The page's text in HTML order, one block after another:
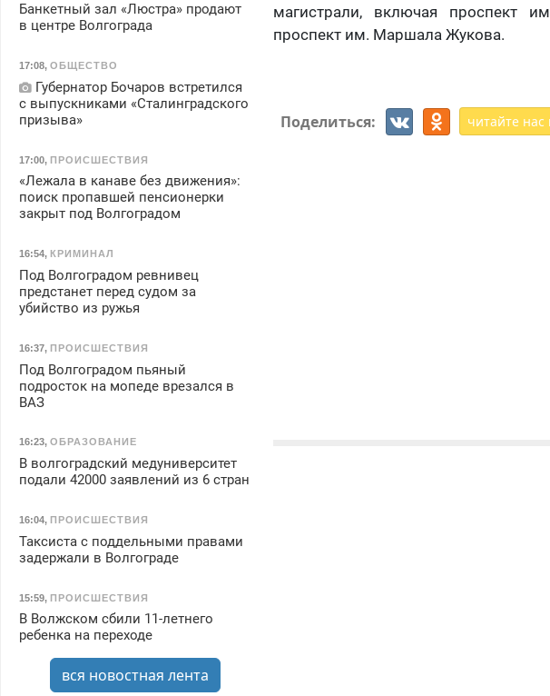
магистрали, включая проспект
проспект им. Маршала Жукова.
Поделиться: читайте нас
Банкетный зал «Люстра» продают
в центре Волгограда
17:08, ОБЩЕСТВО
Губернатор Бочаров встретился
с выпускниками «Сталинградского
призыва»
17:00, ПРОИСШЕСТВИЯ
«Лежала в канаве без движения»:
поиск пропавшей пенсионерки
закрыт под Волгоградом
16:54, КРИМИНАЛ
Под Волгоградом ревнивец
предстанет перед судом за
убийство из ружья
16:37, ПРОИСШЕСТВИЯ
Под Волгоградом пьяный
подросток на мопеде врезался в
ВАЗ
16:23, ОБРАЗОВАНИЕ
В волгоградский медуниверситет
подали 42000 заявлений из 6 стран
16:04, ПРОИСШЕСТВИЯ
Таксиста с поддельными правами
задержали в Волгограде
15:59, ПРОИСШЕСТВИЯ
В Волжском сбили 11-летнего
ребенка на переходе
вся новостная лента